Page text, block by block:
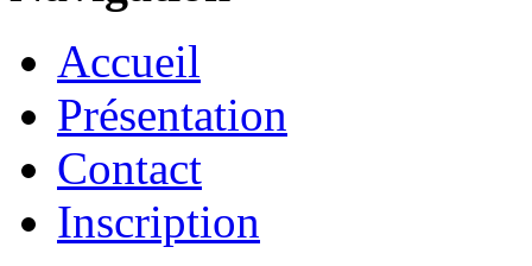
Accueil
Présentation
Contact
Inscription